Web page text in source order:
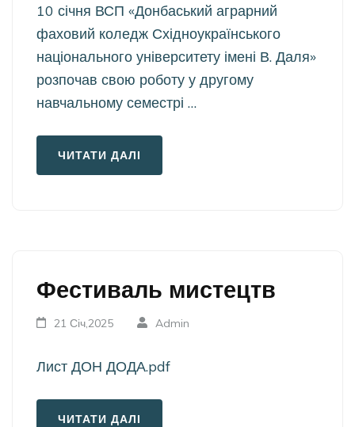
10 січня ВСП «Донбаський аграрний
фаховий коледж Східноукраїнського
національного університету імені В. Даля»
розпочав свою роботу у другому
навчальному семестрі …
ЧИТАТИ ДАЛІ
Фестиваль мистецтв
21 Січ,2025 Admin
Лист ДОН ДОДА.pdf
ЧИТАТИ ДАЛІ